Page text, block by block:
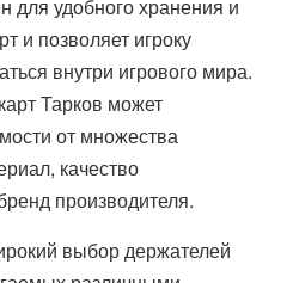
для удобного хранения и
и позволяет игроку
внутри игрового мира.
Тарков может
от множества
качество
производителя.
выбор держателей